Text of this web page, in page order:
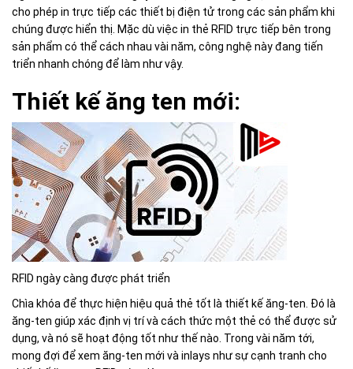
cho phép in trực tiếp các thiết bị điện tử trong các sản phẩm khi
chúng được hiển thị. Mặc dù việc in thẻ RFID trực tiếp bên trong
sản phẩm có thể cách nhau vài năm, công nghệ này đang tiến
triển nhanh chóng để làm như vậy.
Thiết kế ăng ten mới:
RFID ngày càng được phát triển
Chìa khóa để thực hiện hiệu quả thẻ tốt là thiết kế ăng-ten. Đó là
ăng-ten giúp xác định vị trí và cách thức một thẻ có thể được sử
dụng, và nó sẽ hoạt động tốt như thế nào. Trong vài năm tới,
mong đợi để xem ăng-ten mới và inlays như sự cạnh tranh cho